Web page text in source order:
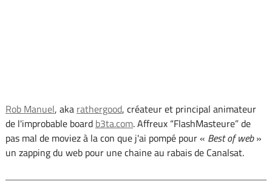
Rob Manuel, aka rathergood, créateur et principal animateur
de l'improbable board b3ta.com. Affreux “FlashMasteure” de
pas mal de moviez à la con que j'ai pompé pour « Best of web»
un zapping du web pour une chaine au rabais de Canalsat.